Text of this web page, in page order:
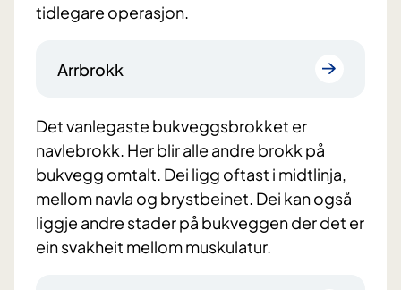
tidlegare operasjon.
Arrbrokk
Det vanlegaste bukveggsbrokket er
navlebrokk. Her blir alle andre brokk på
bukvegg omtalt. Dei ligg oftast i midtlinja,
mellom navla og brystbeinet. Dei kan også
liggje andre stader på bukveggen der det er
ein svakheit mellom muskulatur.